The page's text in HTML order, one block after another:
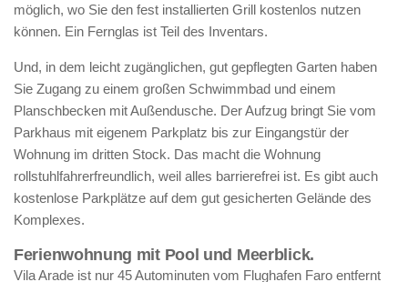
möglich, wo Sie den fest installierten Grill kostenlos nutzen
können. Ein Fernglas ist Teil des Inventars.
Und, in dem leicht zugänglichen, gut gepflegten Garten haben
Sie Zugang zu einem großen Schwimmbad und einem
Planschbecken mit Außendusche. Der Aufzug bringt Sie vom
Parkhaus mit eigenem Parkplatz bis zur Eingangstür der
Wohnung im dritten Stock. Das macht die Wohnung
rollstuhlfahrerfreundlich, weil alles barrierefrei ist. Es gibt auch
kostenlose Parkplätze auf dem gut gesicherten Gelände des
Komplexes.
Ferienwohnung mit Pool und Meerblick.
Vila Arade ist nur 45 Autominuten vom Flughafen Faro entfernt